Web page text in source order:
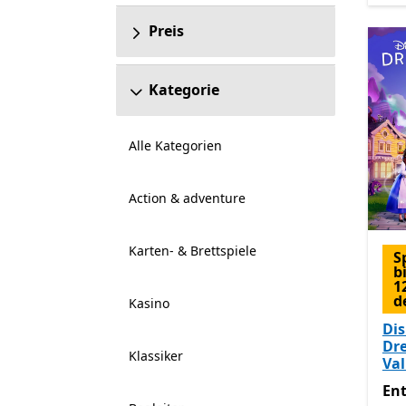
Preis
Kategorie
Alle Kategorien
Action & adventure
Karten- & Brettspiele
Kasino
Klassiker